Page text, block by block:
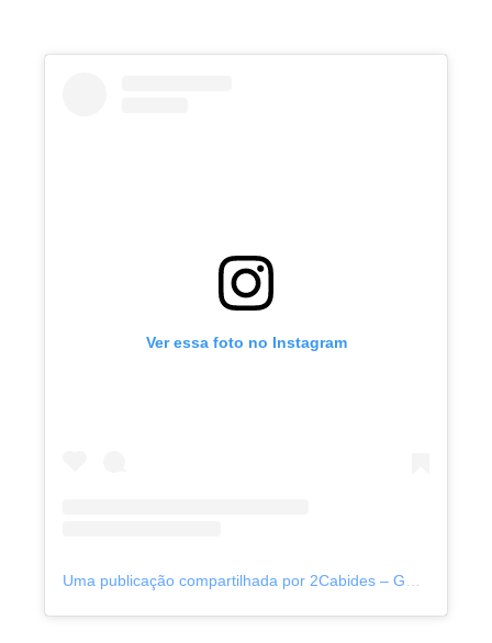
Ver essa foto no Instagram
Uma publicação compartilhada por 2Cabides – Gestão de brechós (@2_cabides)